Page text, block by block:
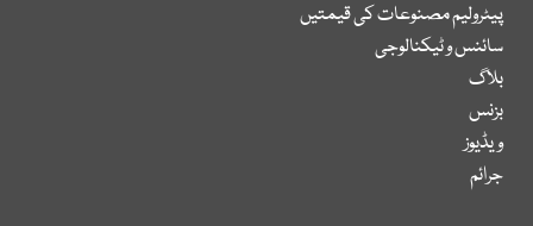
پیٹرولیم مصنوعات کی قیمتیں
سائنس و ٹیکنالوجی
بلاگ
بزنس
ویڈیوز
جرائم